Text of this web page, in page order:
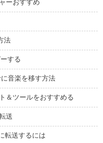
ーおすすめ
法
する
に音楽を移す方法
＆ツールをおすすめる
送
転送するには